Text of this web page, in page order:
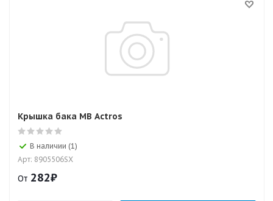
Крышка бака MB Actros
В наличии (1)
Арт: 8905506SX
От 282₽